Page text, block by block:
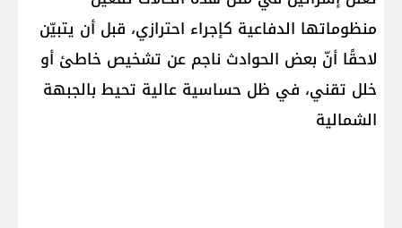
منظوماتها الدفاعية كإجراء احترازي، قبل أن يتبيّن
لاحقًا أنّ بعض الحوادث ناجم عن تشخيص خاطئ أو
خلل تقني، في ظل حساسية عالية تحيط بالجبهة
الشمالية